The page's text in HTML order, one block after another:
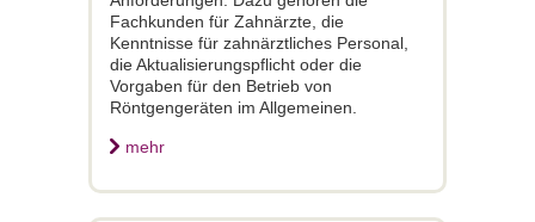
Fachkunden für Zahnärzte, die
Kenntnisse für zahnärztliches Personal,
die Aktualisierungspflicht oder die
Vorgaben für den Betrieb von
Röntgengeräten im Allgemeinen.
mehr